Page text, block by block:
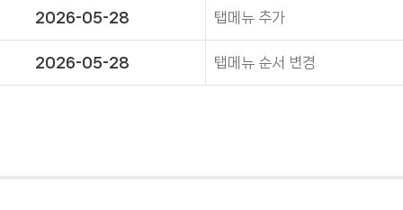
2026-05-28 탭메뉴 추가
2026-05-28 탭메뉴 순서 변경